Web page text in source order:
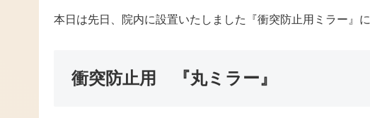
本日は先日、院内に設置いたしました『衝突防止用ミラー』
衝突防止用 『丸ミラー』